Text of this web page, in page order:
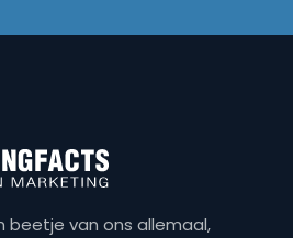
beetje van ons allemaal,